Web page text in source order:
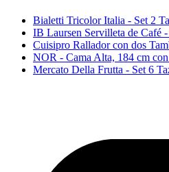
Bialetti Tricolor Italia - Set 2
IB Laursen Servilleta de Café
Cuisipro Rallador con dos
NOR - Cama Alta, 184 cm
Mercato Della Frutta - Set 6